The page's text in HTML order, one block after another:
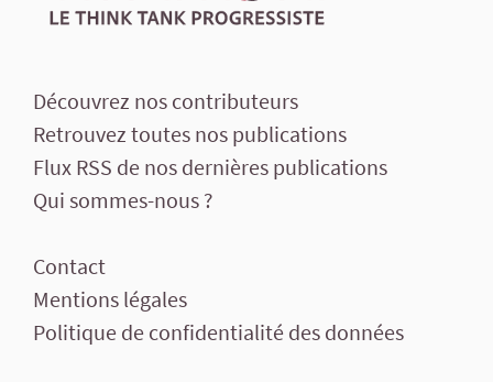
Découvrez nos contributeurs
Retrouvez toutes nos publications
Flux RSS de nos dernières publications
Qui sommes-nous ?
Contact
Mentions légales
Politique de confidentialité des données